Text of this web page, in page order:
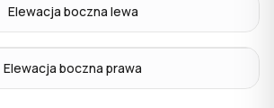
Elewacja boczna lewa
Elewacja boczna prawa